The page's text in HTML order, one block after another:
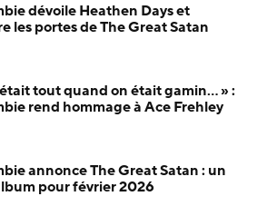
dévoile Heathen Days et
les portes de The Great Satan
tout quand on était gamin… » :
rend hommage à Ace Frehley
annonce The Great Satan : un
pour février 2026